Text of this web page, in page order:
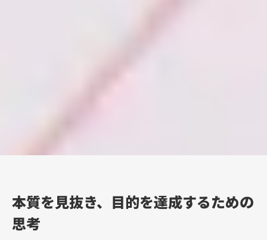
本質を見抜き、目的を達成するための
思考